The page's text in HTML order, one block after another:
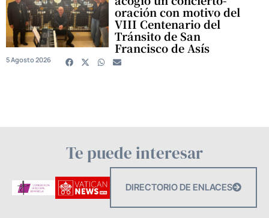
oración con motivo del
VIII Centenario del
Tránsito de San
Francisco de Asís
5 Agosto 2026
Te puede interesar
DIRECTORIO DE ENLACES